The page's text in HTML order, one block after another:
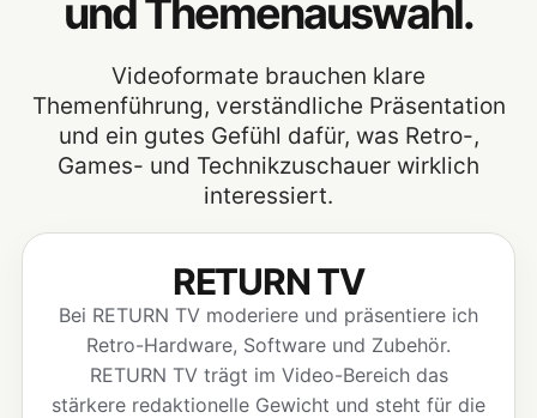
und Themenauswahl.
Videoformate brauchen klare
Themenführung, verständliche Präsentation
und ein gutes Gefühl dafür, was Retro-,
Games- und Technikzuschauer wirklich
interessiert.
RETURN TV
Bei RETURN TV moderiere und präsentiere ich
Retro-Hardware, Software und Zubehör.
RETURN TV trägt im Video-Bereich das
stärkere redaktionelle Gewicht und steht für die